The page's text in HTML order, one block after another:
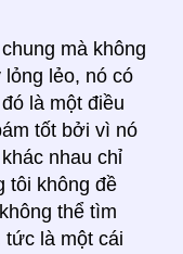
mà không
lỏng lẻo, nó có
là một điều
tốt bởi vì nó
nhau chỉ
tôi không đề
thể tìm
tức là một cái